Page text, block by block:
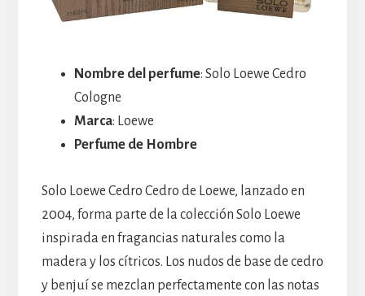
Nombre del perfume: Solo Loewe Cedro
Cologne
Marca: Loewe
Perfume de Hombre
Solo Loewe Cedro Cedro de Loewe, lanzado en
2004, forma parte de la colección Solo Loewe
inspirada en fragancias naturales como la
madera y los cítricos. Los nudos de base de cedro
y benjuí se mezclan perfectamente con las notas